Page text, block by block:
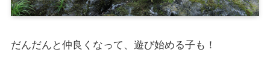
だんだんと仲良くなって、遊び始める子も！